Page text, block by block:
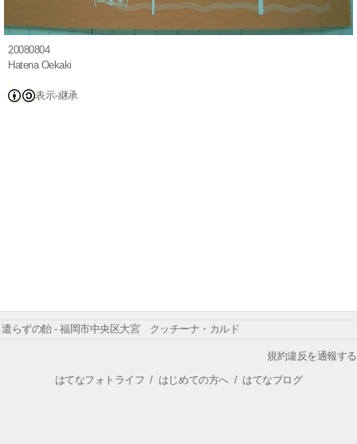
20080804
Hatena Oekaki
表示-継承
遣らずの飴 - 福岡市中央区大宮 クッチーナ・カルド
規約違反を通報する
はてなフォトライフ / はじめての方へ/ はてなブログ